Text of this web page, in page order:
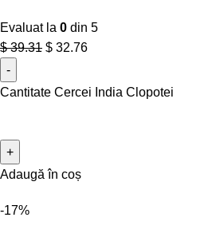
Evaluat la 0 din 5
$39.31 $ 32.76
Cantitate Cercei India Clopotei
Adaugă în coș
-17%